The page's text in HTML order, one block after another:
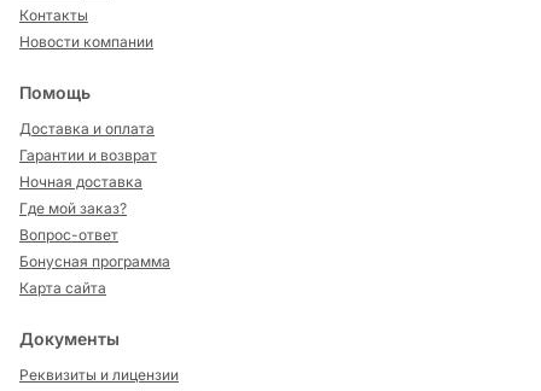
Контакты
Новости компании
Помощь
Доставка и оплата
Гарантии и возврат
Ночная доставка
Где мой заказ?
Вопрос-ответ
Бонусная программа
Карта сайта
Документы
Реквизиты и лицензии